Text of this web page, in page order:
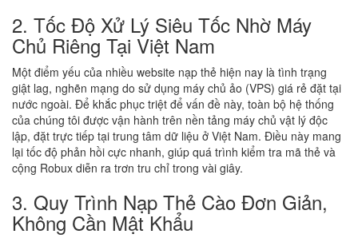
2. Tốc Độ Xử Lý Siêu Tốc Nhờ Máy
Chủ Riêng Tại Việt Nam
Một điểm yếu của nhiều website nạp thẻ hiện nay là tình trạng
giật lag, nghẽn mạng do sử dụng máy chủ ảo (VPS) giá rẻ đặt tại
nước ngoài. Để khắc phục triệt để vấn đề này, toàn bộ hệ thống
của chúng tôi được vận hành trên nền tảng máy chủ vật lý độc
lập, đặt trực tiếp tại trung tâm dữ liệu ở Việt Nam. Điều này mang
lại tốc độ phản hồi cực nhanh, giúp quá trình kiểm tra mã thẻ và
cộng Robux diễn ra trơn tru chỉ trong vài giây.
3. Quy Trình Nạp Thẻ Cào Đơn Giản,
Không Cần Mật Khẩu